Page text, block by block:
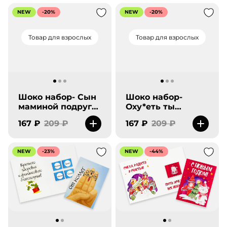
Товар для взрослых
NEW -20%
Шоко набор- Сын
маминой подруги.
Самый лучший.
Спортсмен, Силач,
167 ₽ 209 ₽
Товар для взрослых
NEW -20%
Шоко набор-
Оху*еть ты
ваще такая...
167 ₽ 209 ₽
NEW -23% NEW -44%